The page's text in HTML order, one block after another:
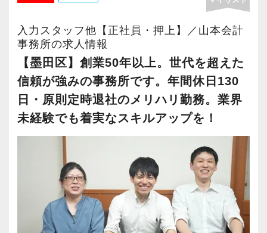
入力スタッフ他【正社員・押上】／山本会計
事務所の求人情報
【墨田区】創業50年以上。世代を超えた
信頼が強みの事務所です。年間休日130
日・原則定時退社のメリハリ勤務。業界
未経験でも着実なスキルアップを！